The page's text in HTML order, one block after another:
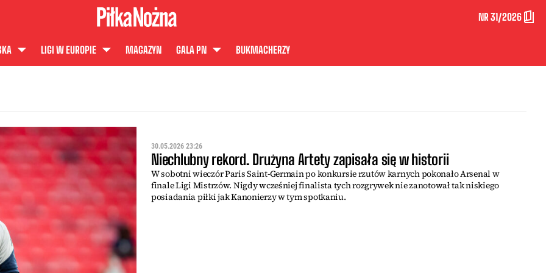
NR 31/2026
LIGI W EUROPIE MAGAZYN GALA PN BUKMACHERZY
30.05.2026 23:26
Niechlubny rekord. Drużyna Artety zapisała się w historii
W sobotni wieczór Paris Saint-Germain po konkursie rzutów karnych pokonało Arsenal w
finale Ligi Mistrzów. Nigdy wcześniej finalista tych rozgrywek nie zanotował tak niskiego
posiadania piłki jak Kanonierzy w tym spotkaniu.